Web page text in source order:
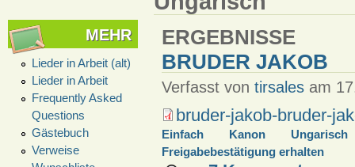
MEHR
Lieder in Arbeit (alt)
Lieder in Arbeit
Frequently Asked
Questions
Gästebuch
Verweise
ERGEBNISSE
BRUDER JAKOB
Verfasst von tirsalesam
bruder-jakob-bruder-
Einfach Kanon
Ungarisch
Freigabebestätigung erhalten